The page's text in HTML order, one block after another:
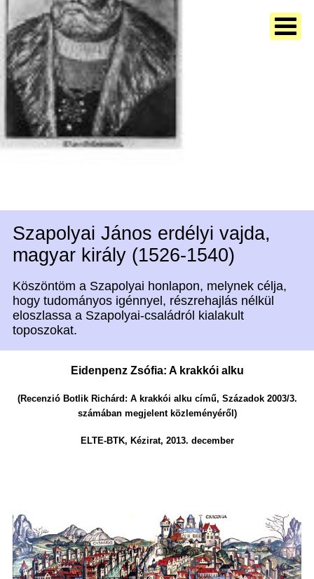
Szapolyai János erdélyi vajda,
magyar király (1526-1540)
Köszöntöm a Szapolyai honlapon, melynek célja,
hogy tudományos igénnyel, részrehajlás nélkül
eloszlassa a Szapolyai-családról kialakult
toposzokat.
Eidenpenz Zsófia: A krakkói alku
(Recenzió Botlik Richárd: A krakkói alku című, Századok 2003/3.
számában megjelent közleményéről)
ELTE-BTK, Kézirat, 2013. december